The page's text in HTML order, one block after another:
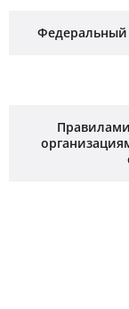
Федеральный